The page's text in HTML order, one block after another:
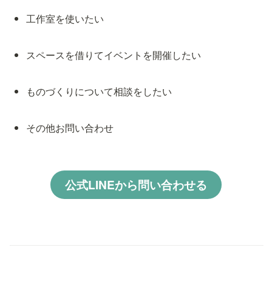
工作室を使いたい
スペースを借りてイベントを開催したい
ものづくりについて相談をしたい
その他お問い合わせ
公式LINEから問い合わせる